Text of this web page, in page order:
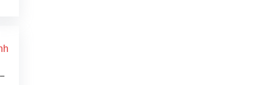
₫.